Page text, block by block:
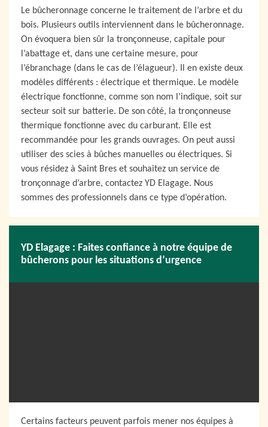
Le bûcheronnage concerne le traitement de l’arbre et du
bois. Plusieurs outils interviennent dans le bûcheronnage.
On évoquera bien sûr la tronçonneuse, capitale pour
l’abattage et, dans une certaine mesure, pour
l’ébranchage (dans le cas de l’élagueur). Il en existe deux
modèles différents : électrique et thermique. Le modèle
électrique fonctionne, comme son nom l’indique, soit sur
secteur soit sur batterie. De son côté, la tronçonneuse
thermique fonctionne avec du carburant. Elle est
recommandée pour les grands ouvrages. On peut aussi
utiliser des scies à bûches manuelles ou électriques. Si
vous résidez à Saint Bres et souhaitez un service de
tronçonnage d’arbre, contactez YD Elagage. Nous
sommes des professionnels dans ce type d’opération.
YD Elagage : Faites confiance à notre équipe de
bûcherons pour les situations d’urgence
Certains facteurs peuvent parfois mener nos équipes à